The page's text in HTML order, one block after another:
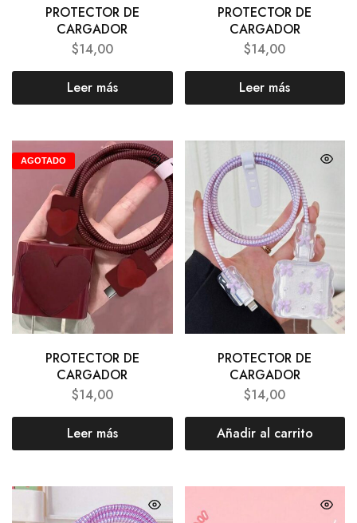
PROTECTOR DE
CARGADOR
$14,00
Leer más
PROTECTOR DE
CARGADOR
$14,00
Leer más
AGOTADO
PROTECTOR DE
CARGADOR
$14,00
Leer más
PROTECTOR DE
CARGADOR
$14,00
Añadir al carrito